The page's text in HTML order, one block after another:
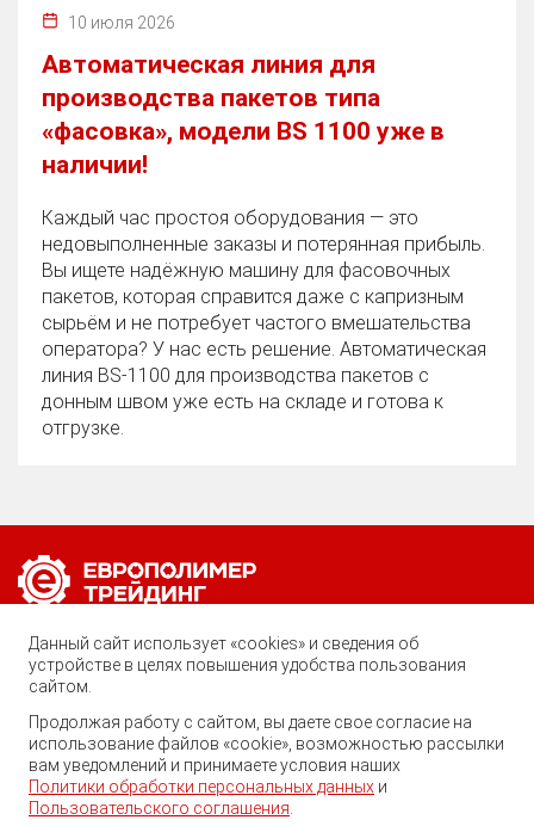
10 июля 2026
Автоматическая линия для
производства пакетов типа
«фасовка», модели BS 1100 уже в
наличии!
Каждый час простоя оборудования — это
недовыполненные заказы и потерянная прибыль.
Вы ищете надёжную машину для фасовочных
пакетов, которая справится даже с капризным
сырьём и не потребует частого вмешательства
оператора? У нас есть решение. Автоматическая
линия BS‑1100 для производства пакетов с
донным швом уже есть на складе и готова к
отгрузке.
Позвоните нам по любому вопросу:
8 (800) 222-40-61
Ростов-на-Дону, ул. Вавилова, 59
trade@ep-group.ru
Данный сайт использует «cookies» и сведения об
устройстве в целях повышения удобства пользования
сайтом.
Продолжая работу с сайтом, вы даете свое согласие на
использование файлов «cookie», возможностью рассылки
вам уведомлений и принимаете условия наших
Политики обработки персональных данных и
Пользовательского соглашения